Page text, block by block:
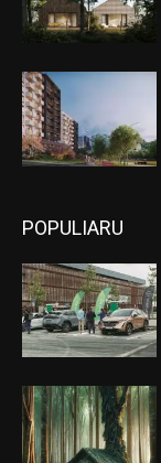
POPULIARU